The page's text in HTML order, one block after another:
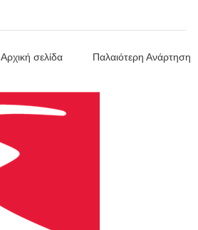
Παλαιότερη Ανάρτηση
Αρχική σελίδα